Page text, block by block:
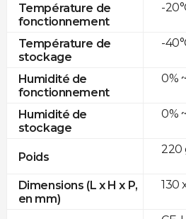
Température de
fonctionnement
Température de
stockage
Humidité de
fonctionnement
Humidité de
stockage
Poids
Dimensions (L x H x P,
en mm)
-
-
0%
0%
220
130